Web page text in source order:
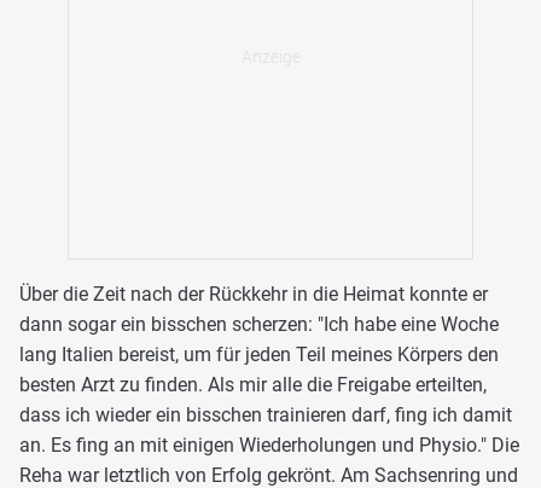
Über die Zeit nach der Rückkehr in die Heimat konnte er
dann sogar ein bisschen scherzen: "Ich habe eine Woche
lang Italien bereist, um für jeden Teil meines Körpers den
besten Arzt zu finden. Als mir alle die Freigabe erteilten,
dass ich wieder ein bisschen trainieren darf, fing ich damit
an. Es fing an mit einigen Wiederholungen und Physio." Die
Reha war letztlich von Erfolg gekrönt. Am Sachsenring und